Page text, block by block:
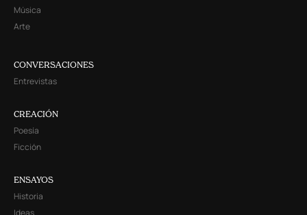
Música
Arte
CONVERSACIONES
Entrevistas
CREACIÓN
Poesía
Ficción
ENSAYOS
Historia
Ideas